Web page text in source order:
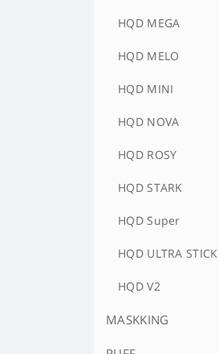
HQD MEGA
HQD MELO
HQD MINI
HQD NOVA
HQD ROSY
HQD STARK
HQD Super
HQD ULTRA STICK
HQD V2
MASKKING